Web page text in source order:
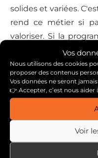
Vos
Nous utilisons des cookies
proposer des contenus
Vos données ne seront
👉 Accepter, c’est nous
Voir
solides et variées.
rend ce métier si
valoriser. Si la
"art", elle l'est
même titre que la
équipe.
Autres